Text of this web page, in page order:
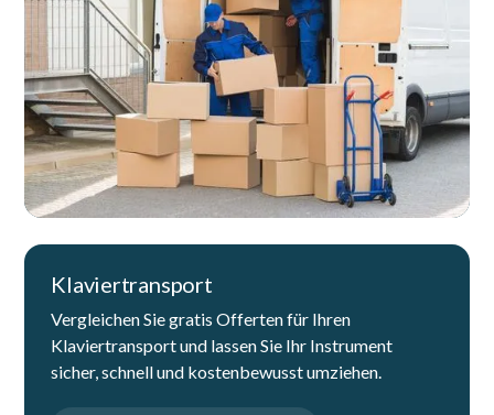
Klaviertransport
Vergleichen Sie gratis Offerten für Ihren
Klaviertransport und lassen Sie Ihr Instrument
sicher, schnell und kostenbewusst umziehen.